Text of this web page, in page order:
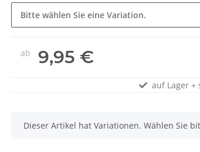
Bitte wählen Sie eine Variation.
ab 9,95 €
auf Lager +
x
Dieser Artikel hat Variationen. Wählen Sie